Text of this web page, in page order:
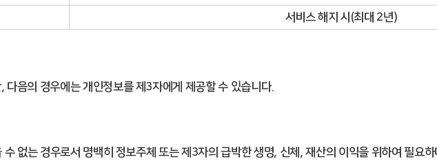
서비스 해지 시(최대 2년)
음의 경우에는 개인정보를 제3자에게 제공할 수 있습니다.
없는 경우로서 명백히 정보주체 또는 제3자의 급박한 생명, 신체, 재산의 이익을 위하여 필요